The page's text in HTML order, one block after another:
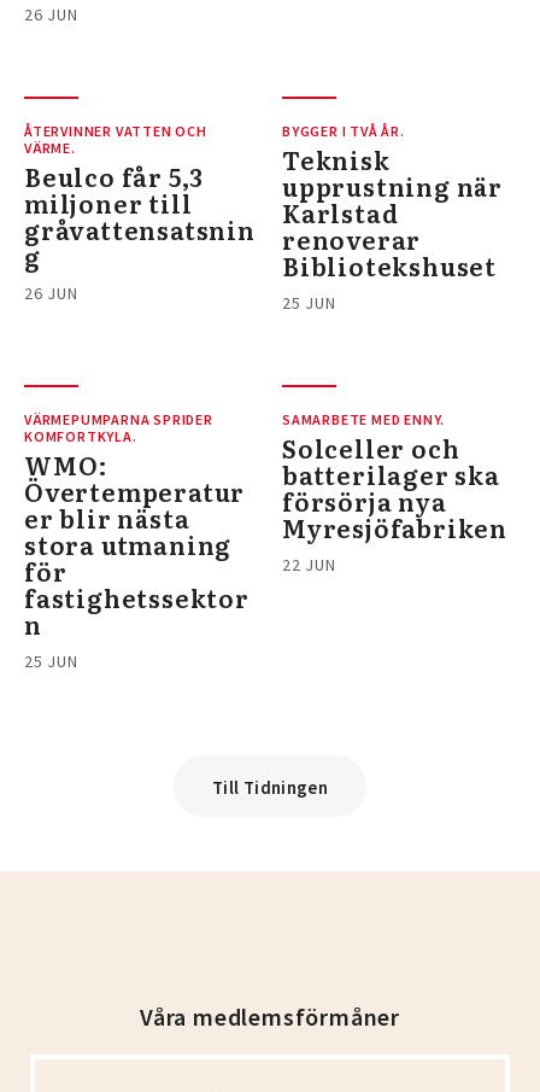
26 JUN
ÅTERVINNER VATTEN OCH
VÄRME.
Beulco får 5,3
miljoner till
gråvattensatsnin
g
26 JUN
BYGGER I TVÅ ÅR.
Teknisk
upprustning när
Karlstad
renoverar
Bibliotekshuset
25 JUN
VÄRMEPUMPARNA SPRIDER
KOMFORTKYLA.
WMO:
Övertemperatur
er blir nästa
stora utmaning
för
fastighetssektor
n
25 JUN
SAMARBETE MED ENNY.
Solceller och
batterilager ska
försörja nya
Myresjöfabriken
22 JUN
Till Tidningen
Våra medlemsförmåner